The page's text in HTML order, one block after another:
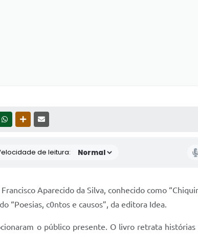
WHATSAPPOUTRAS MÍDIAS
de leitura:
Aparecido da Silva, conhecido como
“Poesias, c0ntos e causos”, da editora Idea.
o público presente. O livro retrata